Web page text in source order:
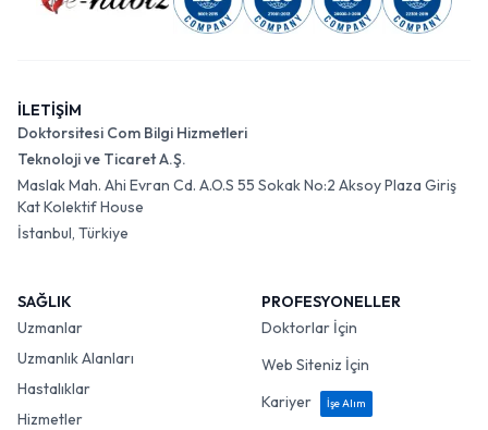
İLETİŞİM
Doktorsitesi Com Bilgi Hizmetleri
Teknoloji ve Ticaret A.Ş.
Maslak Mah. Ahi Evran Cd. A.O.S 55 Sokak No:2 Aksoy Plaza Giriş
Kat Kolektif House
İstanbul, Türkiye
SAĞLIK
Uzmanlar
Uzmanlık Alanları
Hastalıklar
Hizmetler
PROFESYONELLER
Doktorlar İçin
Web Siteniz İçin
Kariyer
İşe Alım